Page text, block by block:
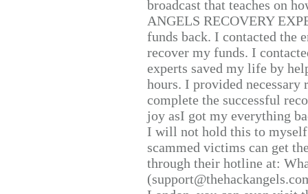
broadcast that teaches on
ANGELS RECOVERY
funds back. I contacted the
recover my funds. I
experts saved my life by
hours. I provided
complete the successful
joy asI got my everything
I will not hold this to
scammed victims can get
through their hotline at: